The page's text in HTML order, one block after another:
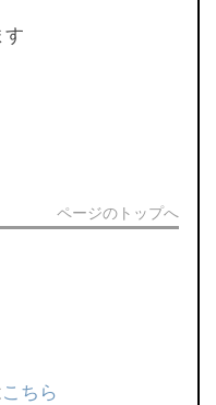
す
ページのトップへ
こちら